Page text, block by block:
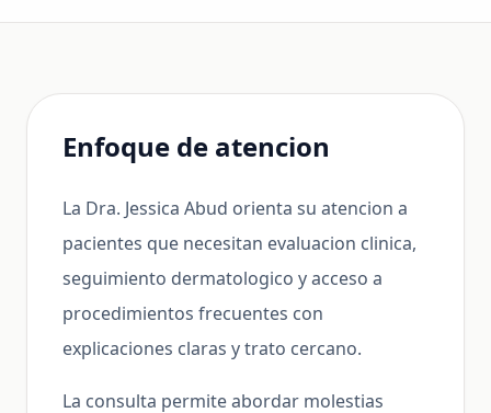
Enfoque de atencion
La Dra. Jessica Abud orienta su atencion a
pacientes que necesitan evaluacion clinica,
seguimiento dermatologico y acceso a
procedimientos frecuentes con
explicaciones claras y trato cercano.
La consulta permite abordar molestias